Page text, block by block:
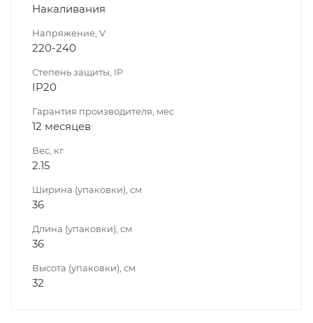
Накаливания
Напряжение, V
220-240
Степень защиты, IP
IP20
Гарантия производителя, мес
12 месяцев
Вес, кг
2.15
Ширина (упаковки), см
36
Длина (упаковки), см
36
Высота (упаковки), см
32